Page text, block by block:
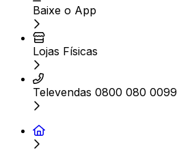
Baixe o App
Lojas Físicas
Televendas 0800 080 0099